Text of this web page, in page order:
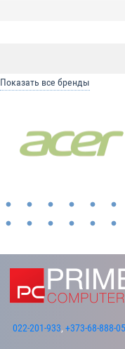
Показать все бренды
022-201-933, +373-68-888-